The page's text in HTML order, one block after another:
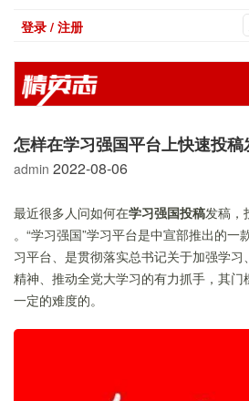
登录 / 注册
怎样在学习强国平台上快速投稿
admin 2022-08-06
最近很多人问如何在学习强国投稿发稿，
。“学习强国”学习平台是中宣部推出的一
习平台、是贯彻落实总书记关于加强学
精神、推动全党大学习的有力抓手，其
一定的难度的。